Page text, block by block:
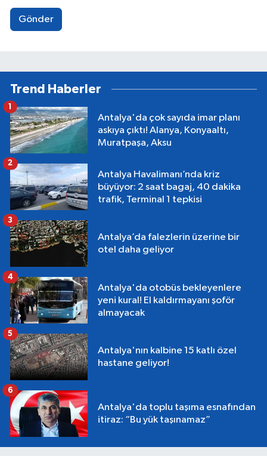
Gönder
Trend Haberler
Antalya'da çok sayıda imar planı
askıya çıktı! Alanya, Konyaaltı,
Muratpaşa, Aksu
1
Antalya Havalimanı’nda kriz
büyüyor: 2 saat bagaj, 40 dakika
trafik, Terminal 1 tepkisi
2
Antalya’da falezlerin üzerine bir
otel daha geliyor
3
Antalya'da otobüs bekleyenlere
yeni kural! El kaldırmayanı şoför
almayacak
4
Antalya'nın kalbine 15 katlı özel
hastane geliyor!
5
Antalya'da toplu taşıma esnafından
itiraz: “Bu yük taşınamaz”
6